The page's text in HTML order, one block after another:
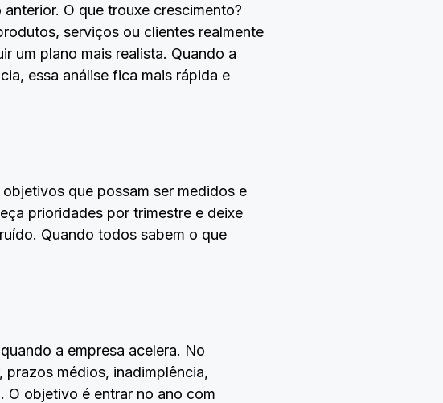
O que trouxe crescimento?
serviços ou clientes realmente
um plano mais realista. Quando a
essa análise fica mais rápida e
que possam ser medidos e
prioridades por trimestre e deixe
Quando todos sabem o que
a empresa acelera. No
médios, inadimplência,
O objetivo é entrar no ano com